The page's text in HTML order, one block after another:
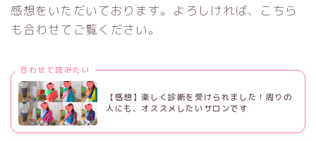
感想をいただいております。よろしければ、こちら
も合わせてご覧ください。
合わせて読みたい
【感想】楽しく診断を受けられました！周りの
人にも、オススメしたいサロンです